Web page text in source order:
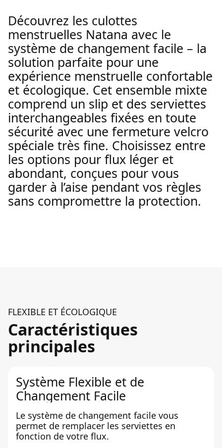
Découvrez les culottes
menstruelles Natana avec le
système de changement facile – la
solution parfaite pour une
expérience menstruelle confortable
et écologique. Cet ensemble mixte
comprend un slip et des serviettes
interchangeables fixées en toute
sécurité avec une fermeture velcro
spéciale très fine. Choisissez entre
les options pour flux léger et
abondant, conçues pour vous
garder à l’aise pendant vos règles
sans compromettre la protection.
FLEXIBLE ET ÉCOLOGIQUE
Caractéristiques
principales
Système Flexible et de
Changement Facile
Le système de changement facile vous
permet de remplacer les serviettes en
fonction de votre flux.